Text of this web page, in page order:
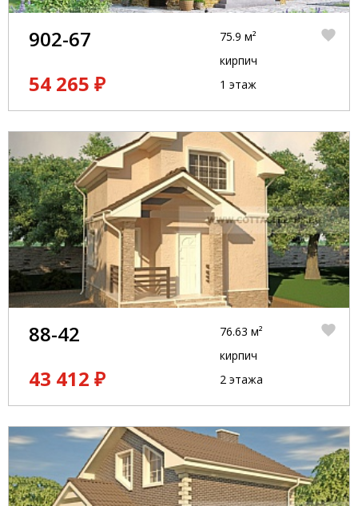
902-67
54 265 ₽
75.9 м²
кирпич
1 этаж
88-42
43 412 ₽
76.63 м²
кирпич
2 этажа